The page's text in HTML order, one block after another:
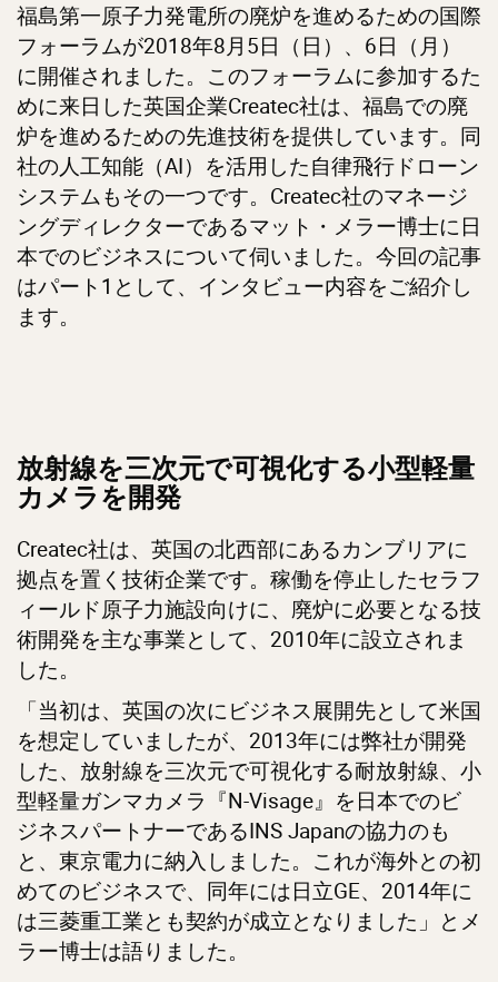
福島第一原子力発電所の廃炉を進めるための国際
フォーラムが2018年8月5日（日）、6日（月）
に開催されました。このフォーラムに参加するた
めに来日した英国企業Createc社は、福島での廃
炉を進めるための先進技術を提供しています。同
社の人工知能（AI）を活用した自律飛行ドローン
システムもその一つです。Createc社のマネージ
ングディレクターであるマット・メラー博士に日
本でのビジネスについて伺いました。今回の記事
はパート1として、インタビュー内容をご紹介し
ます。
放射線を三次元で可視化する小型軽量
カメラを開発
Createc社は、英国の北西部にあるカンブリアに
拠点を置く技術企業です。稼働を停止したセラフ
ィールド原子力施設向けに、廃炉に必要となる技
術開発を主な事業として、2010年に設立されま
した。
「当初は、英国の次にビジネス展開先として米国
を想定していましたが、2013年には弊社が開発
した、放射線を三次元で可視化する耐放射線、小
型軽量ガンマカメラ『N-Visage』を日本でのビ
ジネスパートナーであるINS Japanの協力のも
と、東京電力に納入しました。これが海外との初
めてのビジネスで、同年には日立GE、2014年に
は三菱重工業とも契約が成立となりました」とメ
ラー博士は語りました。